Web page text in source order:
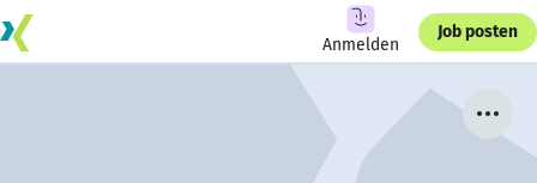
Anmelden
Job posten